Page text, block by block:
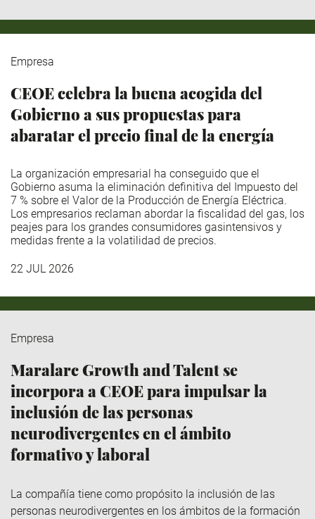
Empresa
CEOE celebra la buena acogida del
Gobierno a sus propuestas para
abaratar el precio final de la energía
La organización empresarial ha conseguido que el
Gobierno asuma la eliminación definitiva del Impuesto del
7 % sobre el Valor de la Producción de Energía Eléctrica.
Los empresarios reclaman abordar la fiscalidad del gas, los
peajes para los grandes consumidores gasintensivos y
medidas frente a la volatilidad de precios.
22 JUL 2026
Empresa
Maralarc Growth and Talent se
incorpora a CEOE para impulsar la
inclusión de las personas
neurodivergentes en el ámbito
formativo y laboral
La compañía tiene como propósito la inclusión de las
personas neurodivergentes en los ámbitos de la formación